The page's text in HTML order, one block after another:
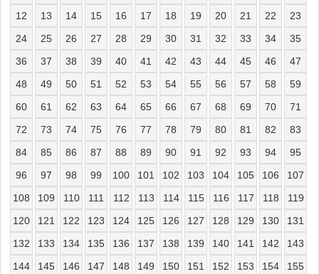
12
13 14 15 16 17 18 19 20 21 22
23
24
25 26 27 28 29 30 31 32 33 34
35
36
37 38 39 40 41 42 43 44 45 46
47
48
49 50 51 52 53 54 55 56 57 58
59
60
61 62 63 64 65 66 67 68 69 70
71
72
73 74 75 76 77 78 79 80 81 82
83
84
85 86 87 88 89 90 91 92 93 94
95
96
97 98 99 100 101 102 103 104 105 106
107
108
109 110 111 112 113 114 115 116 117 118
119
120
121 122 123 124 125 126 127 128 129 130
131
132
133 134 135 136 137 138 139 140 141 142
143
144
145 146 147 148 149 150 151 152 153 154
155